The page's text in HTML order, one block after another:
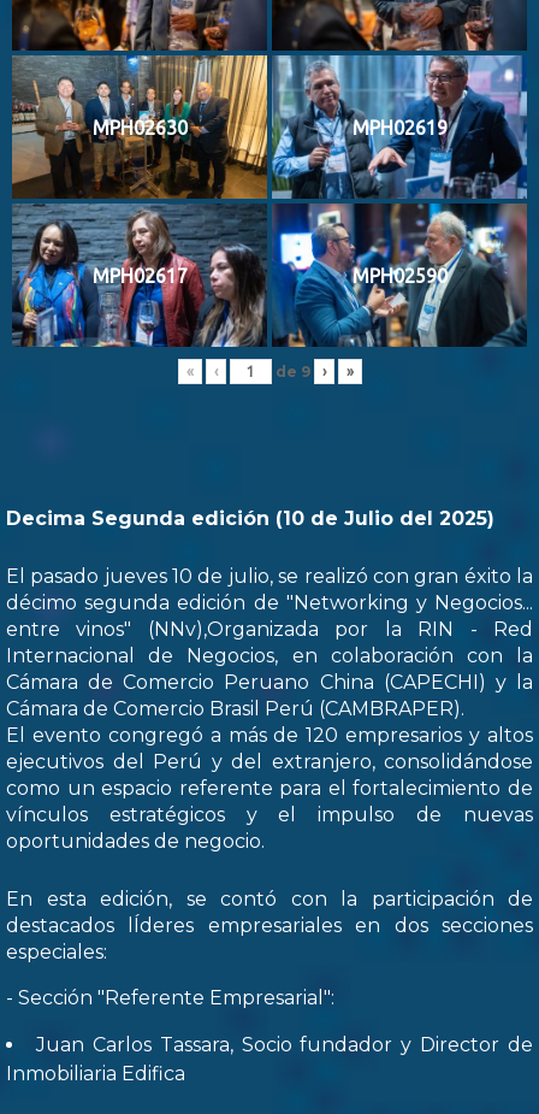
MPH02630 MPH02619
MPH02617 MPH02590
« ‹ de 9 › »
Decima Segunda edición (10 de Julio del 2025)
El pasado jueves 10 de julio, se realizó con gran éxito la
décimo segunda edición de "Networking y Negocios...
entre vinos" (NNv),Organizada por la RIN - Red
Internacional de Negocios, en colaboración con la
Cámara de Comercio Peruano China (CAPECHI) y la
Cámara de Comercio Brasil Perú (CAMBRAPER).
El evento congregó a más de 120 empresarios y altos
ejecutivos del Perú y del extranjero, consolidándose
como un espacio referente para el fortalecimiento de
vínculos estratégicos y el impulso de nuevas
oportunidades de negocio.
En esta edición, se contó con la participación de
destacados lÍderes empresariales en dos secciones
especiales:
- Sección "Referente Empresarial":
Juan Carlos Tassara, Socio fundador y Director de
Inmobiliaria Edifica